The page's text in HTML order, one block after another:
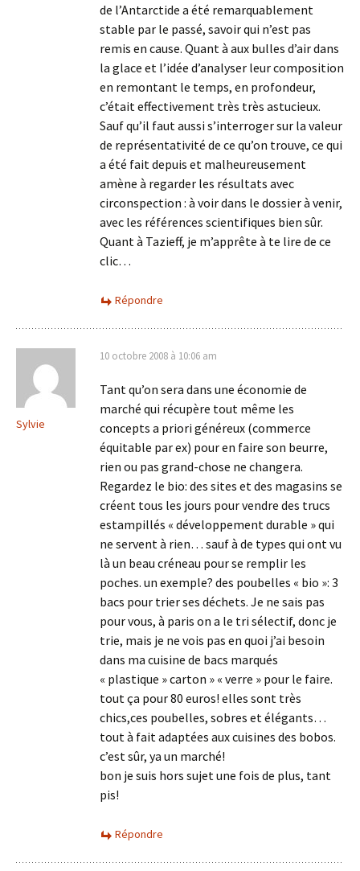
de l’Antarctide a été remarquablement
stable par le passé, savoir qui n’est pas
remis en cause. Quant à aux bulles d’air dans
la glace et l’idée d’analyser leur composition
en remontant le temps, en profondeur,
c’était effectivement très très astucieux.
Sauf qu’il faut aussi s’interroger sur la valeur
de représentativité de ce qu’on trouve, ce qui
a été fait depuis et malheureusement
amène à regarder les résultats avec
circonspection : à voir dans le dossier à venir,
avec les références scientifiques bien sûr.
Quant à Tazieff, je m’apprête à te lire de ce
clic…
Répondre
Sylvie
10 octobre 2008 à 10:06 am
Tant qu’on sera dans une économie de
marché qui récupère tout même les
concepts a priori généreux (commerce
équitable par ex) pour en faire son beurre,
rien ou pas grand-chose ne changera.
Regardez le bio: des sites et des magasins se
créent tous les jours pour vendre des trucs
estampillés « développement durable » qui
ne servent à rien… sauf à de types qui ont vu
là un beau créneau pour se remplir les
poches. un exemple? des poubelles « bio »: 3
bacs pour trier ses déchets. Je ne sais pas
pour vous, à paris on a le tri sélectif, donc je
trie, mais je ne vois pas en quoi j’ai besoin
dans ma cuisine de bacs marqués
« plastique » carton » « verre » pour le faire.
tout ça pour 80 euros! elles sont très
chics,ces poubelles, sobres et élégants…
tout à fait adaptées aux cuisines des bobos.
c’est sûr, ya un marché!
bon je suis hors sujet une fois de plus, tant
pis!
Répondre